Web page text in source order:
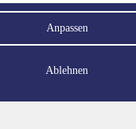
Anpassen
Ablehnen